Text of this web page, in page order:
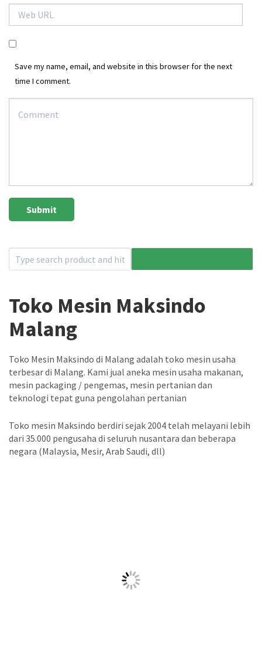
Save my name, email, and website in this browser for the next
time I comment.
Toko Mesin Maksindo
Malang
Toko Mesin Maksindo di Malang adalah toko mesin usaha
terbesar di Malang. Kami jual aneka mesin usaha makanan,
mesin packaging / pengemas, mesin pertanian dan
teknologi tepat guna pengolahan pertanian
Toko mesin Maksindo berdiri sejak 2004 telah melayani lebih
dari 35.000 pengusaha di seluruh nusantara dan beberapa
negara (Malaysia, Mesir, Arab Saudi, dll)